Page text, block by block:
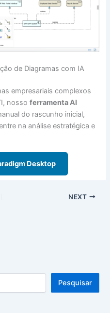
de Diagramas com IA
empresariais complexos
nossoferramenta AI
do rascunho inicial,
na análise estratégica e
Desktop
NEXT
Pesquisar